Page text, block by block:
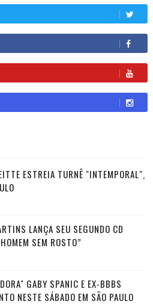
ESTREIA TURNÊ "INTEMPORAL",
LANÇA SEU SEGUNDO CD
SEM ROSTO”
GABY SPANIC E EX-BBBS
NESTE SÁBADO EM SÃO PAULO